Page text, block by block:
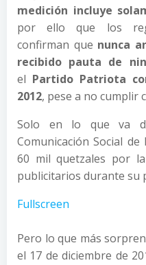
medición incluye
por ello que los
confirman que nunca
recibido pauta de
el Partido Patriota
2012, pese a no cumplir
Solo en lo que va
Comunicación Social
60 mil quetzales por
publicitarios durante su
Fullscreen
Pero lo que más
el 17 de diciembre de